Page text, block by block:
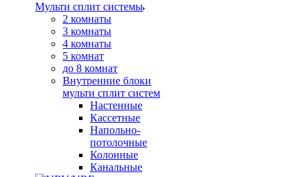
Мульти сплит системы
2 комнаты
3 комнаты
4 комнаты
5 комнат
до 8 комнат
Внутренние блоки
мульти сплит систем
Настенные
Кассетные
Напольно-
потолочные
Колонные
Канальные